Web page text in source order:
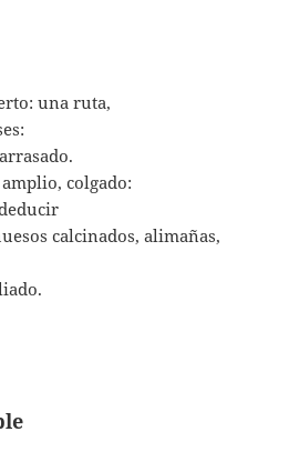
una ruta,
colgado:
calcinados, alimañas,